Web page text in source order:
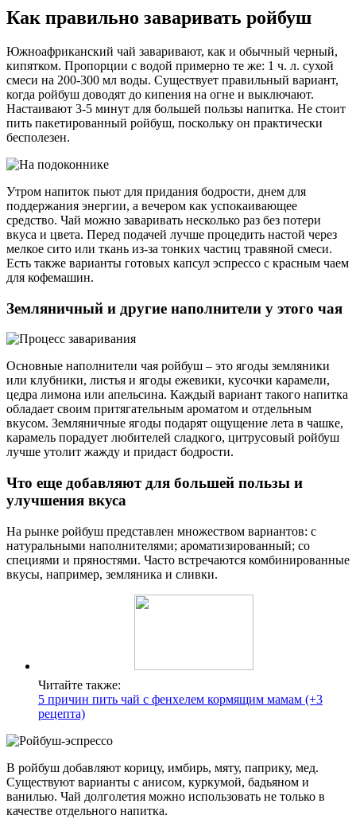
Как правильно заваривать ройбуш
Южноафриканский чай заваривают, как и обычный черный,
кипятком. Пропорции с водой примерно те же: 1 ч. л. сухой
смеси на 200-300 мл воды. Существует правильный вариант,
когда ройбуш доводят до кипения на огне и выключают.
Настаивают 3-5 минут для большей пользы напитка. Не стоит
пить пакетированный ройбуш, поскольку он практически
бесполезен.
Утром напиток пьют для придания бодрости, днем для
поддержания энергии, а вечером как успокаивающее
средство. Чай можно заваривать несколько раз без потери
вкуса и цвета. Перед подачей лучше процедить настой через
мелкое сито или ткань из-за тонких частиц травяной смеси.
Есть также варианты готовых капсул эспрессо с красным чаем
для кофемашин.
Земляничный и другие наполнители у этого чая
Основные наполнители чая ройбуш – это ягоды земляники
или клубники, листья и ягоды ежевики, кусочки карамели,
цедра лимона или апельсина. Каждый вариант такого напитка
обладает своим притягательным ароматом и отдельным
вкусом. Земляничные ягоды подарят ощущение лета в чашке,
карамель порадует любителей сладкого, цитрусовый ройбуш
лучше утолит жажду и придаст бодрости.
Что еще добавляют для большей пользы и
улучшения вкуса
На рынке ройбуш представлен множеством вариантов: с
натуральными наполнителями; ароматизированный; со
специями и пряностями. Часто встречаются комбинированные
вкусы, например, земляника и сливки.
Читайте также:
5 причин пить чай с фенхелем кормящим мамам (+3
рецепта)
В ройбуш добавляют корицу, имбирь, мяту, паприку, мед.
Существуют варианты с анисом, куркумой, бадьяном и
ванилью. Чай долголетия можно использовать не только в
качестве отдельного напитка.